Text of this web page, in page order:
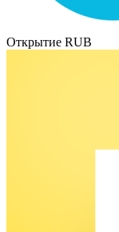
Открытие RUB